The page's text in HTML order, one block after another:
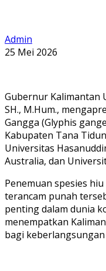
Admin
25 Mei 2026
Gubernur Kalimantan
SH., M.Hum.,
Gangga (Glyphis
Kabupaten Tana
Universitas
Australia, dan
Penemuan spesies
terancam punah
penting dalam dunia
menempatkan
bagi keberlangsungan